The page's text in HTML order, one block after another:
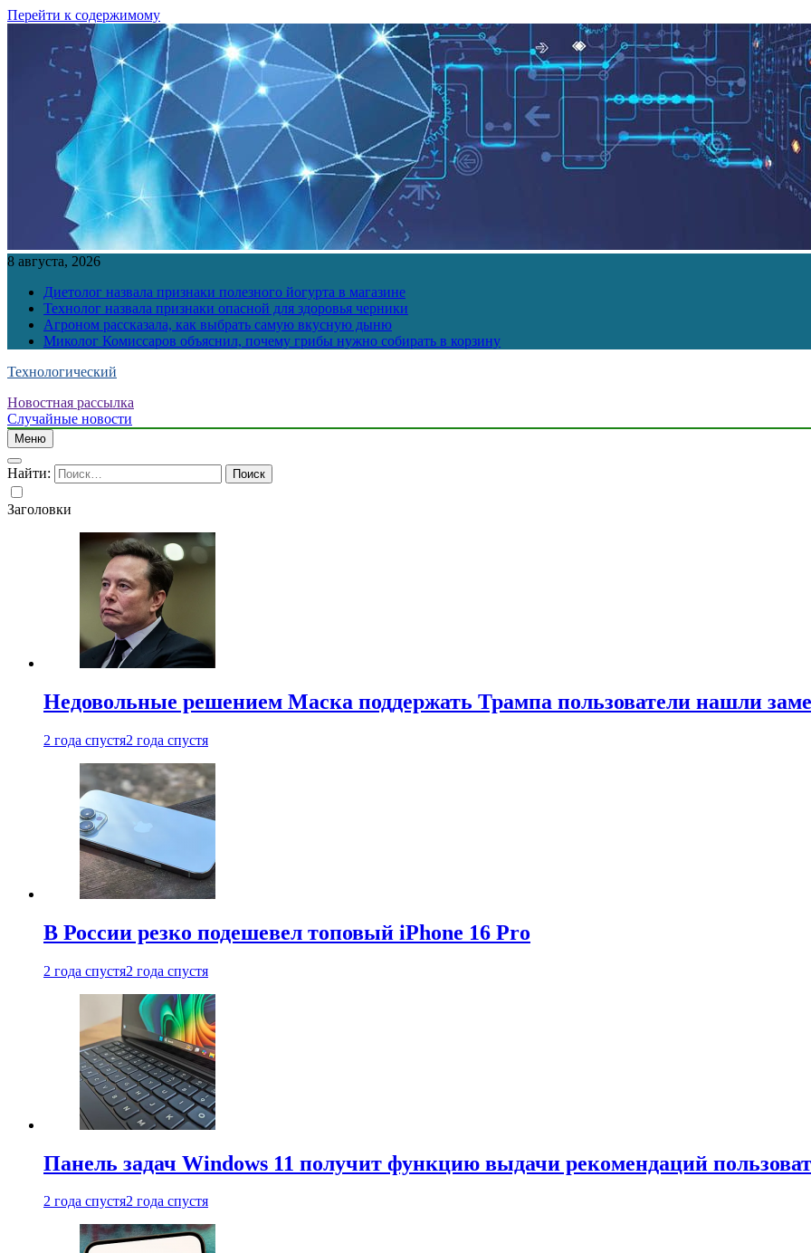
Перейти к содержимому
8 августа, 2026
Диетолог назвала признаки полезного йогурта в магазине
Технолог назвала признаки опасной для здоровья черники
Агроном рассказала, как выбрать самую вкусную дыню
Миколог Комиссаров объяснил, почему грибы нужно собирать в корзину
Технологический
Новостная рассылка
Случайные новости
Меню
Найти:
Заголовки
Недовольные решением Маска поддержать Трампа пользователи нашли
2 года спустя2 года спустя
В России резко подешевел топовый iPhone 16 Pro
2 года спустя2 года спустя
Панель задач Windows 11 получит функцию выдачи рекомендаций
2 года спустя2 года спустя